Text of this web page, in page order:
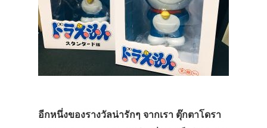
อีกหนึ่งของรางวัลน่ารักๆ จากเรา ตุ๊กตาโดรา